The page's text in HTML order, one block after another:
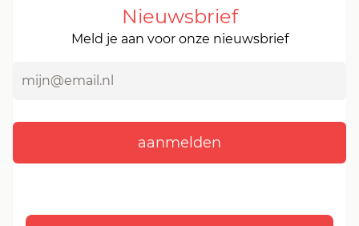
Nieuwsbrief
Meld je aan voor onze nieuwsbrief